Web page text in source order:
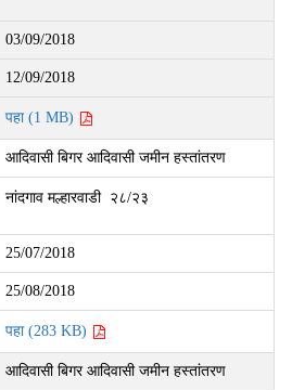
03/09/2018
12/09/2018
पहा (1 MB)
आदिवासी बिगर आदिवासी जमीन हस्तांतरण
नांदगाव मल्हारवाडी २८/२३
25/07/2018
25/08/2018
पहा (283 KB)
आदिवासी बिगर आदिवासी जमीन हस्तांतरण